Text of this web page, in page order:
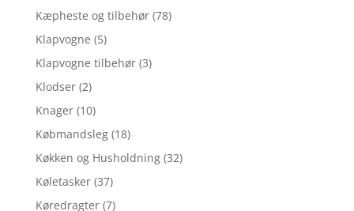
Kæpheste og tilbehør (78)
Klapvogne (5)
Klapvogne tilbehør (3)
Klodser (2)
Knager (10)
Købmandsleg (18)
Køkken og Husholdning (32)
Køletasker (37)
Køredragter (7)